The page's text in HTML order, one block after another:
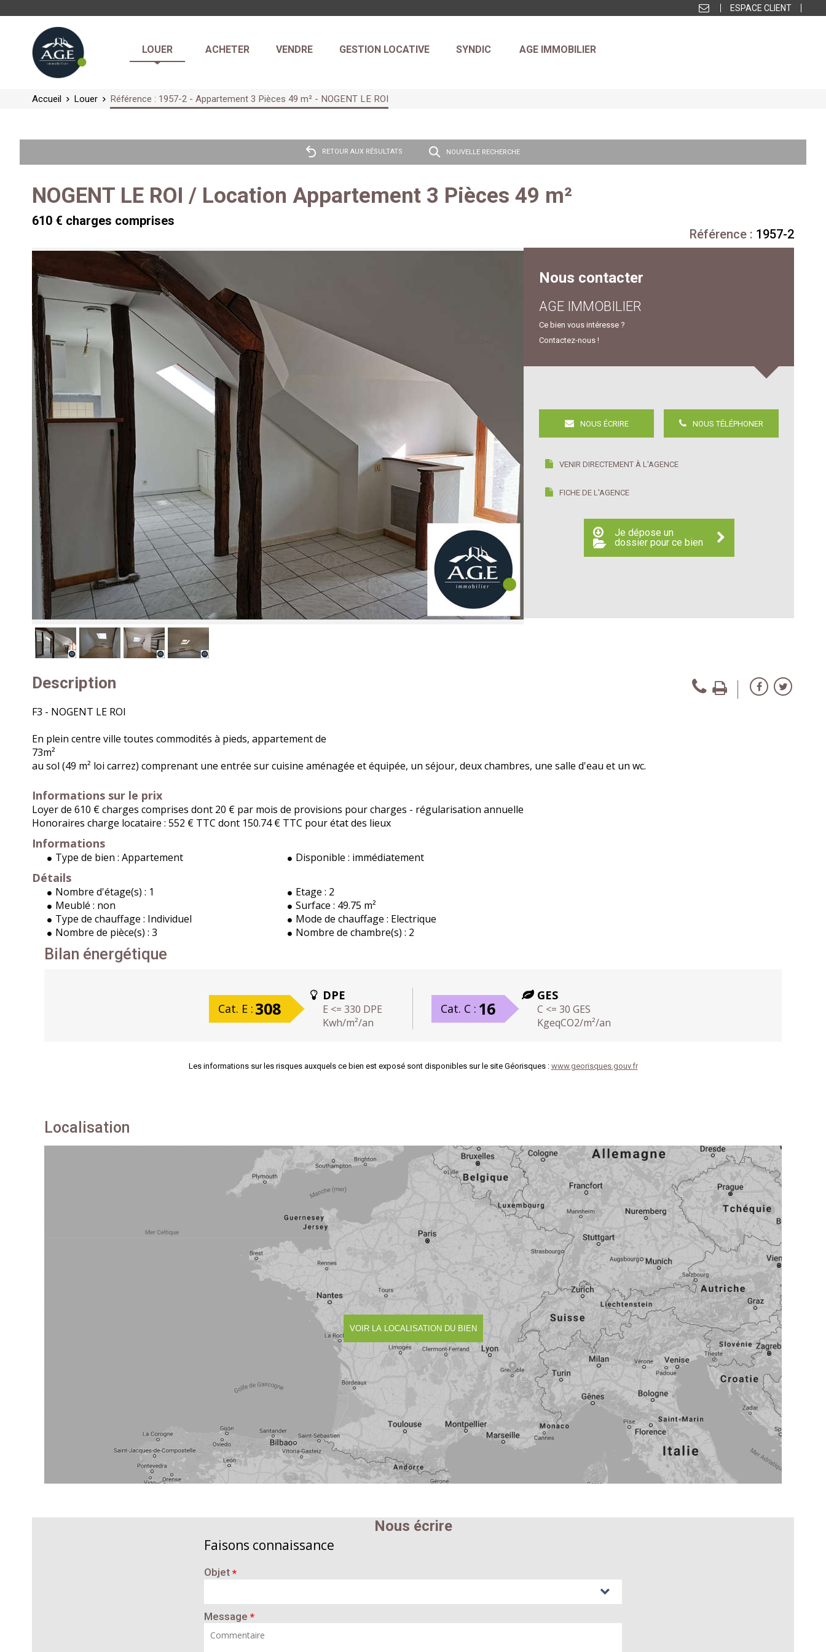
ESPACE CLIENT
LOUER ACHETER VENDRE GESTION LOCATIVE SYNDIC AGE IMMOBILIER
Accueil Louer Référence : 1957-2 - Appartement 3 Pièces 49 m² - NOGENT LE ROI
RETOUR AUX RÉSULTATS NOUVELLE RECHERCHE
NOGENT LE ROI / Location Appartement 3 Pièces 49 m²
610 € charges comprises
Référence : 1957-2
Nous contacter
AGE IMMOBILIER
Ce bien vous intéresse ?
Contactez-nous !
NOUS ÉCRIRE NOUS TÉLÉPHONER
VENIR DIRECTEMENT À L'AGENCE
FICHE DE L'AGENCE
Je dépose un
dossier pour ce bien
Description
F3 - NOGENT LE ROI
En plein centre ville toutes commodités à pieds, appartement de
73m²
au sol (49 m² loi carrez) comprenant une entrée sur cuisine aménagée et équipée, un séjour, deux chambres, une salle d'eau et un wc.
Informations sur le prix
Loyer de 610 € charges comprises dont 20 € par mois de provisions pour charges - régularisation annuelle
Honoraires charge locataire : 552 € TTC dont 150.74 € TTC pour état des lieux
Informations
Type de bien : Appartement Disponible : immédiatement
Détails
Nombre d'étage(s) : 1 Etage : 2
Meublé : non Surface : 49.75 m²
Type de chauffage : Individuel Mode de chauffage : Electrique
Nombre de pièce(s) : 3 Nombre de chambre(s) : 2
Bilan énergétique
Cat. E : 308
DPE
E <= 330 DPE
Kwh/m²/an
Cat. C : 16
GES
C <= 30 GES
KgeqCO2/m²/an
Les informations sur les risques auxquels ce bien est exposé sont disponibles sur le site Géorisques : www.georisques.gouv.fr
Localisation
Nous écrire
Faisons connaissance
Objet *
Message *